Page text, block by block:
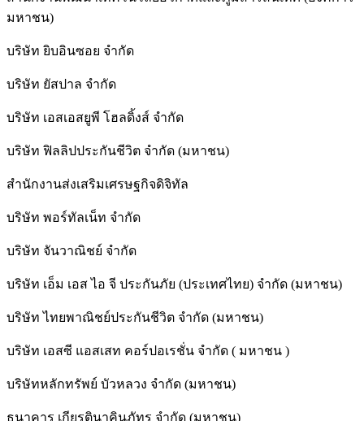
มหาชน)
บริษัท ยิบอินซอย จำกัด
บริษัท ยัสปาล จำกัด
บริษัท เอสเอสยูพี โฮลดิ้งส์ จำกัด
บริษัท ฟิลลิปประกันชีวิต จำกัด (มหาชน)
สํานักงานส่งเสริมเศรษฐกิจดิจิทัล
บริษัท พอร์ทัลเน็ท จำกัด
บริษัท จันวาณิชย์ จำกัด
บริษัท เอ็ม เอส ไอ จี ประกันภัย (ประเทศไทย) จำกัด (มหาชน)
บริษัท ไทยพาณิชย์ประกันชีวิต จำกัด (มหาชน)
บริษัท เอสซี แอสเสท คอร์ปอเรชั่น จำกัด ( มหาชน )
บริษัทหลักทรัพย์ บัวหลวง จำกัด (มหาชน)
ธนาคาร เกียรตินาคินภัทร จำกัด (มหาชน)